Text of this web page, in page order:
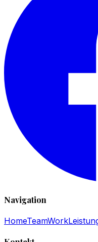
Navigation
HomeTeamWork